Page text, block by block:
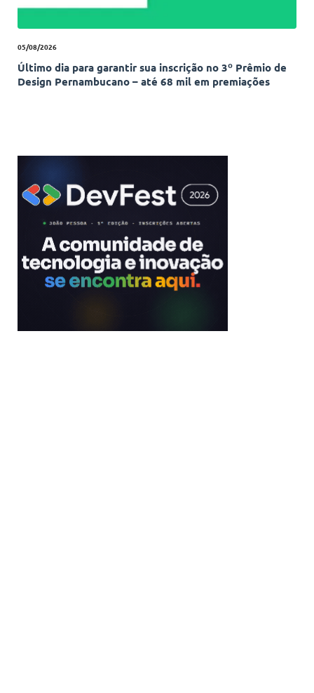
05/08/2026
Último dia para garantir sua inscrição no 3º Prêmio de
Design Pernambucano – até 68 mil em premiações